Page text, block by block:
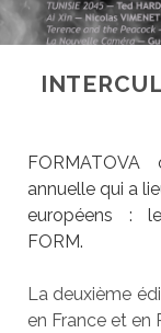
annuelle qui a
européens :
FORM.
La deuxième
en France et en